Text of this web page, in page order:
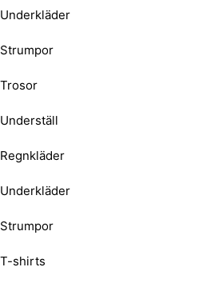
Underkläder
Strumpor
Trosor
Underställ
Regnkläder
Underkläder
Strumpor
T-shirts